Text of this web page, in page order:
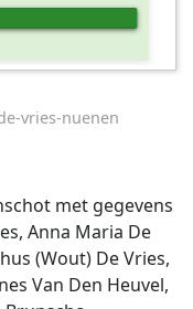
vries-nuenen
met gegevens
Anna Maria De
(Wout) De Vries,
Van Den Heuvel,